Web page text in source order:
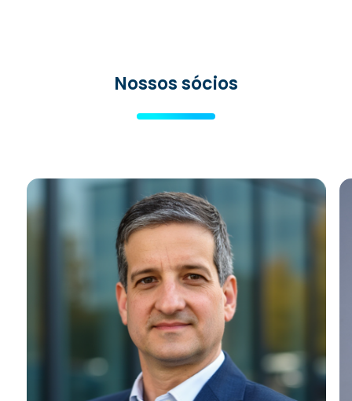
Nossos sócios